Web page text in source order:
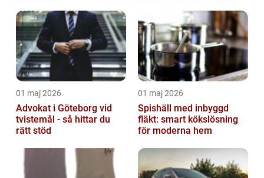
01 maj 2026
Advokat i Göteborg vid
tvistemål - så hittar du
rätt stöd
01 maj 2026
Spishäll med inbyggd
fläkt: smart kökslösning
för moderna hem